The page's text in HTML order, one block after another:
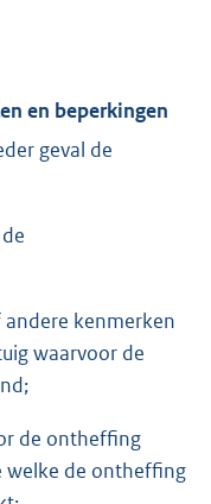
en beperkingen
geval de
kenmerken
waarvoor de
de ontheffing
welke de ontheffing